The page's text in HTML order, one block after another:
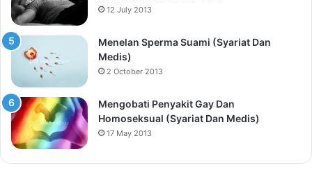
12 July 2013
Menelan Sperma Suami (Syariat Dan
Medis)
2 October 2013
Mengobati Penyakit Gay Dan
Homoseksual (Syariat Dan Medis)
17 May 2013